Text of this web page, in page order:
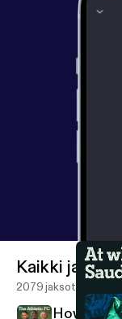
Kaikki jaksot
2079 jaksot
How do